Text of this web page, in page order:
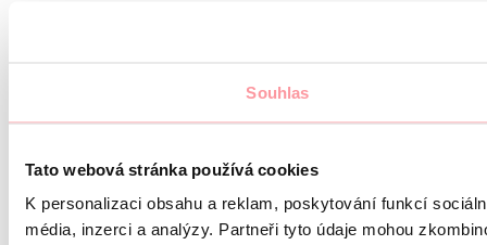
Souhlas
Tato webová stránka používá cookies
K personalizaci obsahu a reklam, poskytování funkcí
média, inzerci a analýzy. Partneři tyto údaje mohou